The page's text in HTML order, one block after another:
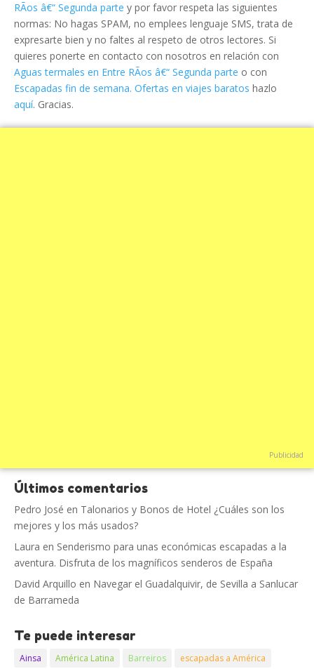
RÃ­os â€“ Segunda parte y por favor respeta las siguientes
normas: No hagas SPAM, no emplees lenguaje SMS, trata de
expresarte bien y no faltes al respeto de otros lectores. Si
quieres ponerte en contacto con nosotros en relación con
Aguas termales en Entre RÃ­os â€“ Segunda parte o con
Escapadas fin de semana. Ofertas en viajes baratos hazlo
aquí. Gracias.
Publicidad
Últimos comentarios
Pedro José en Talonarios y Bonos de Hotel ¿Cuáles son los
mejores y los más usados?
Laura en Senderismo para unas económicas escapadas a la
aventura. Disfruta de los magníficos senderos de España
David Arquillo en Navegar el Guadalquivir, de Sevilla a Sanlucar
de Barrameda
Te puede interesar
Ainsa América Latina Barreiros
escapadas a América